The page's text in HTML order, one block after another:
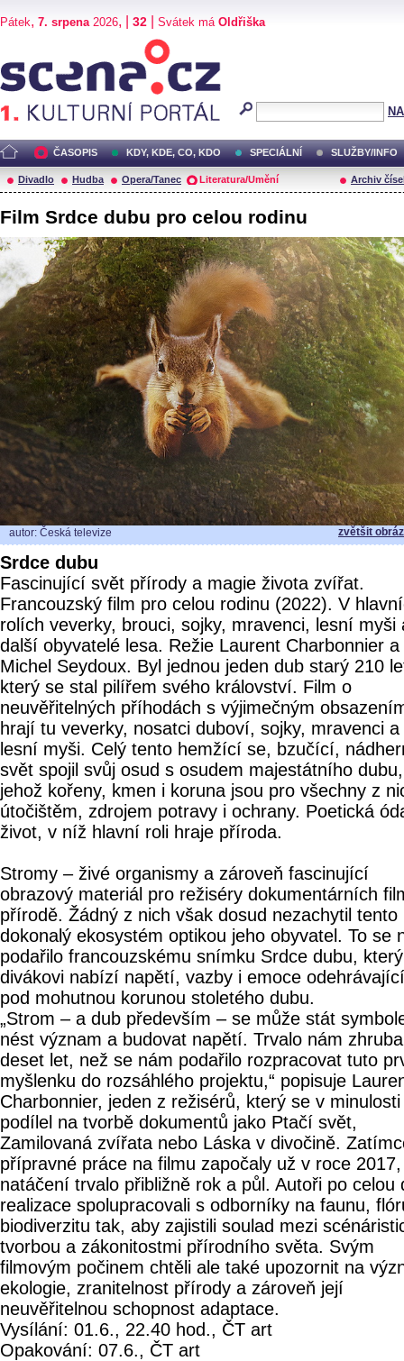
Pátek, 7. srpena2026, | 32 Svátek má Oldřiška
ČASOPIS KDY, KDE, CO, KDO SPECIÁLNÍ SLUŽBY/INFO
Divadlo Hudba Opera/Tanec Literatura/Umění Archiv
Film Srdce dubu pro celou rodinu
autor: Česká televize zvětšit
Srdce dubu
Fascinující svět přírody a magie života zvířat.
Francouzský film pro celou rodinu (2022). V
rolích veverky, brouci, sojky, mravenci, lesní myši
další obyvatelé lesa. Režie Laurent Charbonnier a
Michel Seydoux. Byl jednou jeden dub starý 210
který se stal pilířem svého království. Film o
neuvěřitelných příhodách s výjimečným
hrají tu veverky, nosatci duboví, sojky, mravenci a
lesní myši. Celý tento hemžící se, bzučící,
svět spojil svůj osud s osudem majestátního dubu,
jehož kořeny, kmen i koruna jsou pro všechny z
útočištěm, zdrojem potravy i ochrany. Poetická
život, v níž hlavní roli hraje příroda.
Stromy – živé organismy a zároveň fascinující
obrazový materiál pro režiséry dokumentárních
přírodě. Žádný z nich však dosud nezachytil tento
dokonalý ekosystém optikou jeho obyvatel. To se
podařilo francouzskému snímku Srdce dubu, který
divákovi nabízí napětí, vazby i emoce
pod mohutnou korunou stoletého dubu.
„Strom – a dub především – se může stát
nést význam a budovat napětí. Trvalo nám zhruba
deset let, než se nám podařilo rozpracovat tuto
myšlenku do rozsáhlého projektu,“ popisuje
Charbonnier, jeden z režisérů, který se v minulosti
podílel na tvorbě dokumentů jako Ptačí svět,
Zamilovaná zvířata nebo Láska v divočině.
přípravné práce na filmu započaly už v roce 2017,
natáčení trvalo přibližně rok a půl. Autoři po celou
realizace spolupracovali s odborníky na faunu,
biodiverzitu tak, aby zajistili soulad mezi
tvorbou a zákonitostmi přírodního světa. Svým
filmovým počinem chtěli ale také upozornit na
ekologie, zranitelnost přírody a zároveň její
neuvěřitelnou schopnost adaptace.
Vysílání: 01.6., 22.40 hod., ČT art
Opakování: 07.6., ČT art